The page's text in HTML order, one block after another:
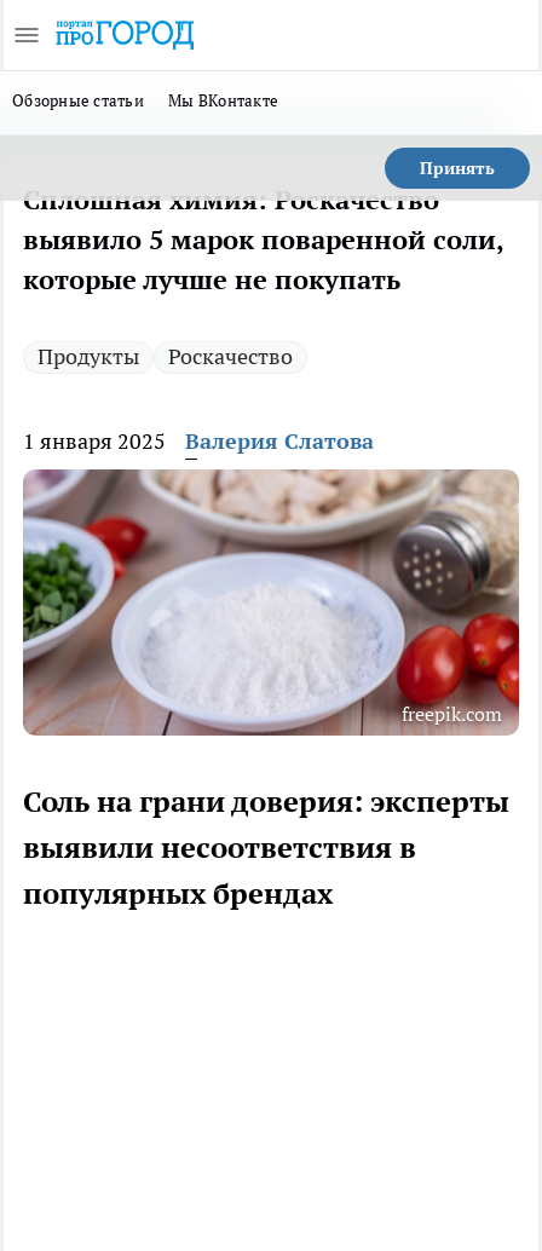
Обзорные статьи Мы ВКонтакте
Принять
Сплошная химия: Роскачество
выявило 5 марок поваренной соли,
которые лучше не покупать
Продукты Роскачество
1 января 2025 Валерия Слатова
freepik.com
Соль на грани доверия: эксперты
выявили несоответствия в
популярных брендах